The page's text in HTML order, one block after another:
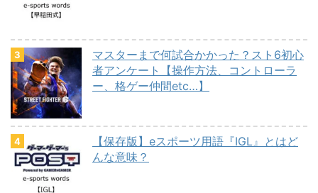
マスターまで何試合かかった？スト6初心
者アンケート【操作方法、コントローラ
ー、格ゲー仲間etc…】
【保存版】eスポーツ用語『IGL』とはど
んな意味？